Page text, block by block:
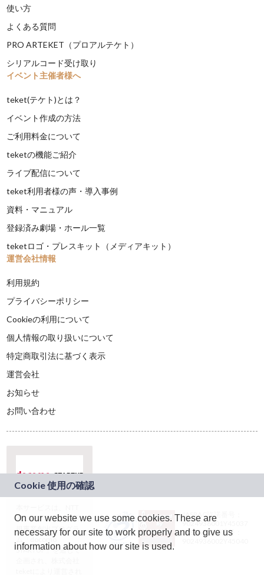
使い方
よくある質問
PRO ARTEKET（プロアルテケト）
シリアルコード受け取り
イベント主催者様へ
teket(テケト)とは？
イベント作成の方法
ご利用料金について
teketの機能ご紹介
ライブ配信について
teket利用者様の声・導入事例
資料・マニュアル
登録済み劇場・ホール一覧
teketロゴ・プレスキット（メディアキット）
運営会社情報
利用規約
プライバシーポリシー
Cookieの利用について
個人情報の取り扱いについて
特定商取引法に基づく表示
運営会社
お知らせ
お問い合わせ
ドコモグループの新
規事業創出プログラ
ム「docomo
STARTUP」を通じて
JASRAC許諾番号：
9024936001Y45037
JASRAC許諾番号：
On our website we use some cookies. These are
necessary for our site to work properly and to give us
information about how our site is used.